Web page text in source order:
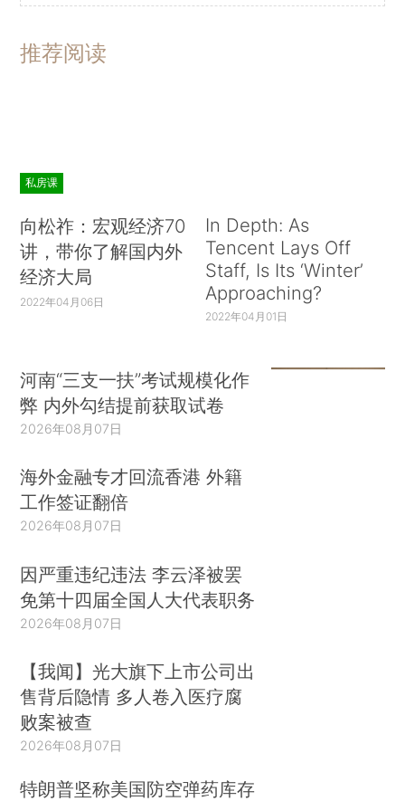
推荐阅读
私房课
向松祚：宏观经济70
讲，带你了解国内外
经济大局
2022年04月06日
In Depth: As
Tencent Lays Off
Staff, Is Its ‘Winter’
Approaching?
2022年04月01日
河南“三支一扶”考试规模化作
弊 内外勾结提前获取试卷
2026年08月07日
海外金融专才回流香港 外籍
工作签证翻倍
2026年08月07日
因严重违纪违法 李云泽被罢
免第十四届全国人大代表职务
2026年08月07日
【我闻】光大旗下上市公司出
售背后隐情 多人卷入医疗腐
败案被查
2026年08月07日
特朗普坚称美国防空弹药库存